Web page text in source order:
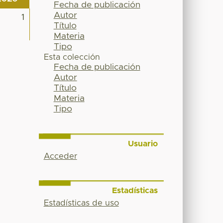
1
Fecha de publicación
Autor
Título
Materia
Tipo
Esta colección
Fecha de publicación
Autor
Título
Materia
Tipo
Usuario
Acceder
Estadísticas
Estadísticas de uso